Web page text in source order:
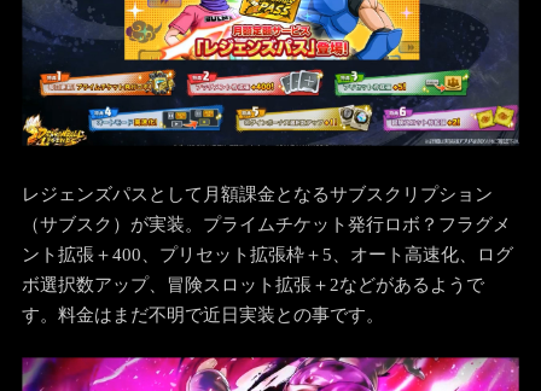
レジェンズパスとして月額課金となるサブスクリプション
（サブスク）が実装。プライムチケット発行ロボ？フラグメ
ント拡張＋400、プリセット拡張枠＋5、オート高速化、ログ
ボ選択数アップ、冒険スロット拡張＋2などがあるようで
す。料金はまだ不明で近日実装との事です。